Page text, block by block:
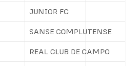
JUNIOR FC
SANSE COMPLUTENSE
REAL CLUB DE CAMPO